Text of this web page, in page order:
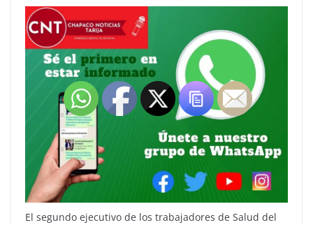
El segundo ejecutivo de los trabajadores de Salud del